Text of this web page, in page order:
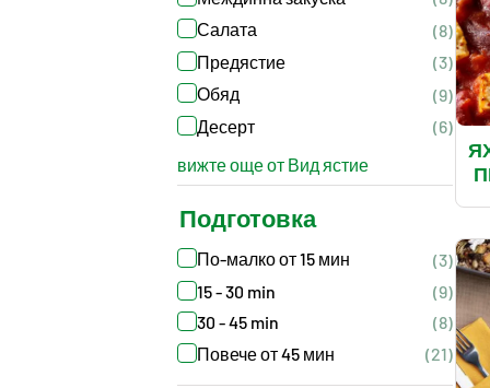
Салата
(8)
Предястие
(3)
Обяд
(9)
Десерт
(6)
вижте още от Вид ястие
Подготовка
По-малко от 15 мин
(3)
15 - 30 min
(9)
30 - 45 min
(8)
Повече от 45 мин
(21)